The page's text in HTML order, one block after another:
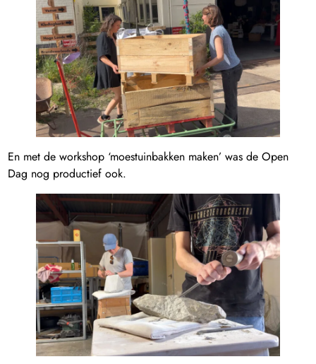
En met de workshop ‘moestuinbakken maken’ was de Open
Dag nog productief ook.